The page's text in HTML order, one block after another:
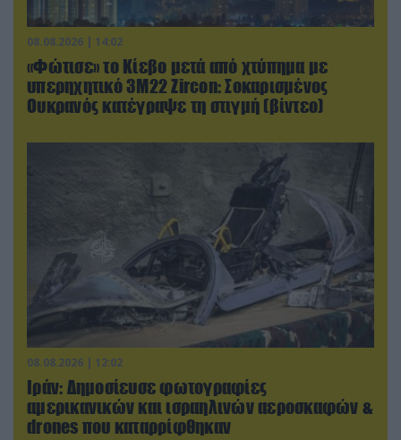
08.08.2026 | 14:02
«Φώτισε» το Κίεβο μετά από χτύπημα με
υπερηχητικό 3M22 Zircon: Σοκαρισμένος
Ουκρανός κατέγραψε τη στιγμή (βίντεο)
08.08.2026 | 12:02
Ιράν: Δημοσίευσε φωτογραφίες
αμερικανικών και ισραηλινών αεροσκαφών &
drones που καταρρίφθηκαν